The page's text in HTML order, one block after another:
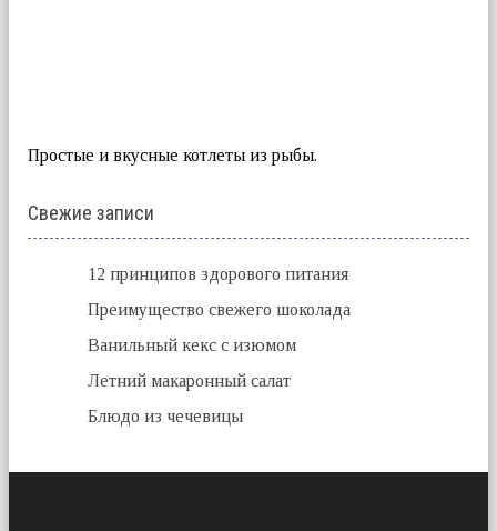
Простые и вкусные котлеты из рыбы.
Свежие записи
12 принципов здорового питания
Преимущество свежего шоколада
Ванильный кекс с изюмом
Летний макаронный салат
Блюдо из чечевицы